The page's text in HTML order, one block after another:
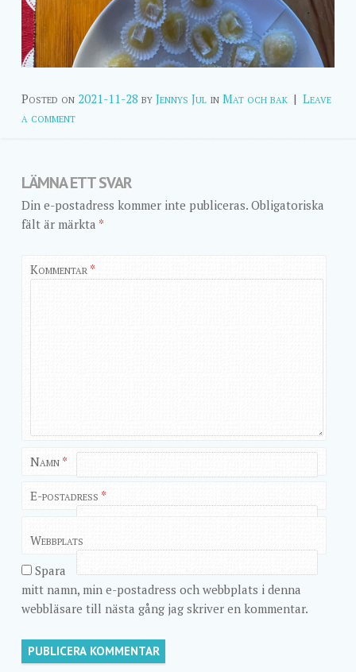
Posted on 2021-11-28 by Jennys Jul in Mat och bak | Leave
a comment
LÄMNA ETT SVAR
Din e-postadress kommer inte publiceras. Obligatoriska
fält är märkta *
Kommentar *
Namn *
E-postadress *
Webbplats
Spara
mitt namn, min e-postadress och webbplats i denna
webbläsare till nästa gång jag skriver en kommentar.